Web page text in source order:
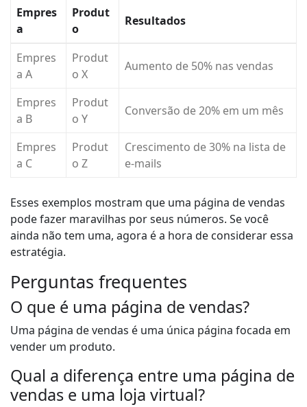
Empres
a
Produt
o
Resultados
Empres
a A
Produt
o X
Aumento de 50% nas vendas
Empres
a B
Produt
o Y
Conversão de 20% em um mês
Empres
a C
Produt
o Z
Crescimento de 30% na lista de
e-mails
Esses exemplos mostram que uma página de vendas
pode fazer maravilhas por seus números. Se você
ainda não tem uma, agora é a hora de considerar essa
estratégia.
Perguntas frequentes
O que é uma página de vendas?
Uma página de vendas é uma única página focada em
vender um produto.
Qual a diferença entre uma página de
vendas e uma loja virtual?